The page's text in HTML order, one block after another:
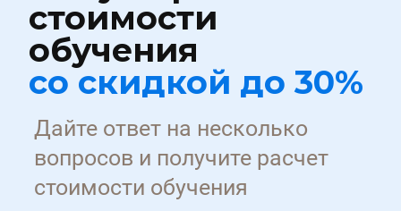
персональных данных